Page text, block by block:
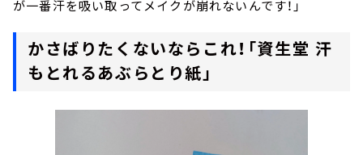
が一番汗を吸い取ってメイクが崩れないんです！」
かさばりたくないならこれ！「資生堂 汗
もとれるあぶらとり紙」